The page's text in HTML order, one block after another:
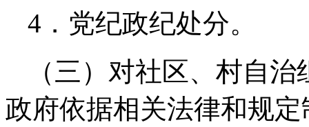
4．党纪政纪处分。
（三）对社区、村自
政府依据相关法律和规定